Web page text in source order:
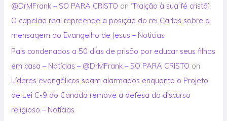
@DrMFrank – SO PARA CRISTO on ‘Traição à sua fé cristã’:
O capelão real repreende a posição do rei Carlos sobre a
mensagem do Evangelho de Jesus – Noticias
Pais condenados a 50 dias de prisão por educar seus filhos
em casa – Notícias – @DrMFrank – SO PARA CRISTO on
Líderes evangélicos soam alarmados enquanto o Projeto
de Lei C-9 do Canadá remove a defesa do discurso
religioso – Notícias